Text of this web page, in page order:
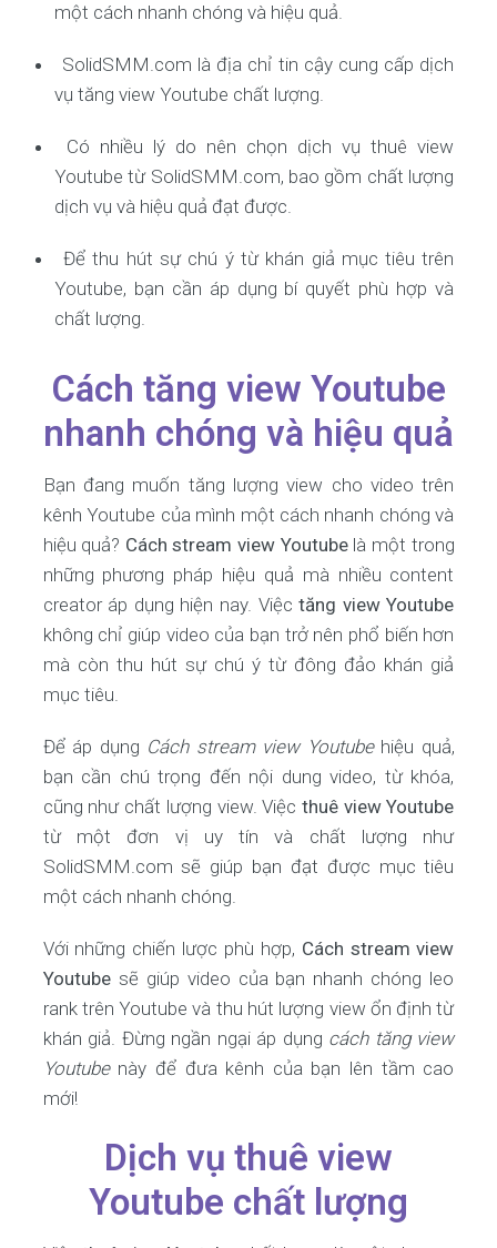
một cách nhanh chóng và hiệu quả.
SolidSMM.com là địa chỉ tin cậy cung cấp dịch
vụ tăng view Youtube chất lượng.
Có nhiều lý do nên chọn dịch vụ thuê view
Youtube từ SolidSMM.com, bao gồm chất lượng
dịch vụ và hiệu quả đạt được.
Để thu hút sự chú ý từ khán giả mục tiêu trên
Youtube, bạn cần áp dụng bí quyết phù hợp và
chất lượng.
Cách tăng view Youtube
nhanh chóng và hiệu quả
Bạn đang muốn tăng lượng view cho video trên
kênh Youtube của mình một cách nhanh chóng và
hiệu quả? Cách stream view Youtubelà một trong
những phương pháp hiệu quả mà nhiều content
creator áp dụng hiện nay. Việctăng view Youtube
không chỉ giúp video của bạn trở nên phổ biến hơn
mà còn thu hút sự chú ý từ đông đảo khán giả
mục tiêu.
Để áp dụng Cách stream view Youtubehiệu quả,
bạn cần chú trọng đến nội dung video, từ khóa,
cũng như chất lượng view. Việc thuê view Youtube
từ một đơn vị uy tín và chất lượng như
SolidSMM.com sẽ giúp bạn đạt được mục tiêu
một cách nhanh chóng.
Với những chiến lược phù hợp, Cách stream view
Youtubesẽ giúp video của bạn nhanh chóng leo
rank trên Youtube và thu hút lượng view ổn định từ
khán giả. Đừng ngần ngại áp dụng cách tăng view
Youtubenày để đưa kênh của bạn lên tầm cao
mới!
Dịch vụ thuê view
Youtube chất lượng